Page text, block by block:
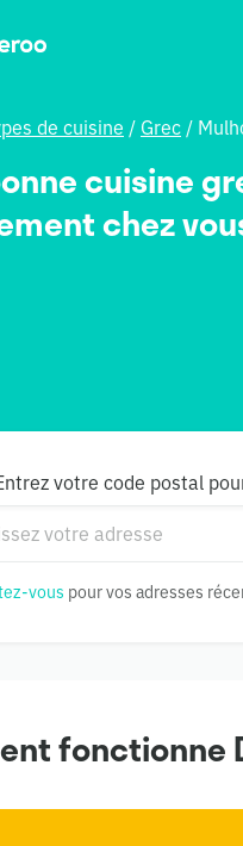
de cuisine / Grec /
cuisine
chez
votre code postal
vous pour vos adresses
fonctionne